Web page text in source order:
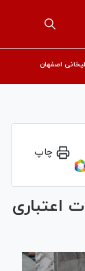
اصفهان
چاپ
اعتباری